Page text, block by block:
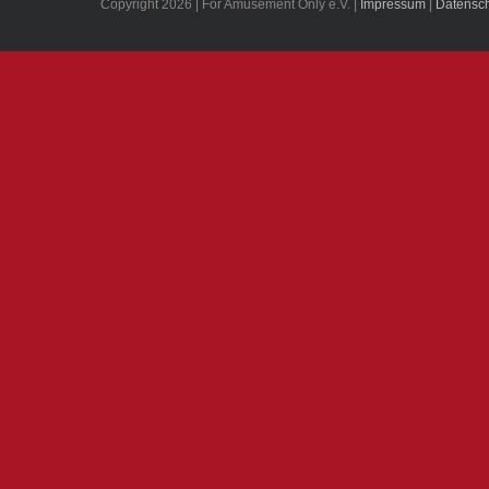
Copyright 2026 | For Amusement Only e.V. | Impressum